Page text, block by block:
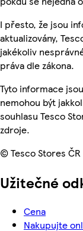
I přesto, že jsou
aktualizovány,
jakékoliv
práva dle zákona.
Tyto informace
nemohou být
souhlasu Tesco
zdroje.
© Tesco Stores ČR
Užitečné
Cena
Nakupujte